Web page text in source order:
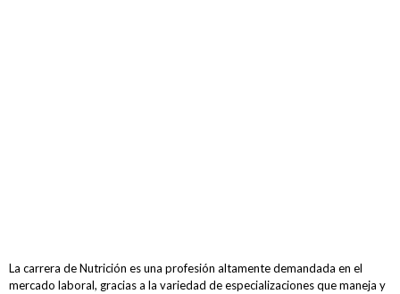
La carrera de Nutrición es una profesión altamente demandada en el
mercado laboral, gracias a la variedad de especializaciones que maneja y